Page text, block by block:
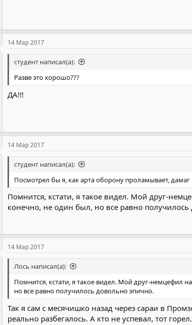
14 Мар 2017
студент написал(а):
Разве это хорошо???
ДА!!!
14 Мар 2017
студент написал(а):
Посмотрел бы я, как арта оборону проламывает,
Помнится, кстати, я такое видел. Мой друг-
конечно, не один был, но все равно
14 Мар 2017
Лось написал(а):
Помнится, кстати, я такое видел. Мой друг-немцефил
но все равно получилось довольно эпично.
Так я сам с месячишко назад через сараи в
реально разбегалось. А кто не успевал, тот горел.